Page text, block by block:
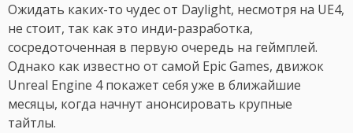
Ожидать каких-то чудес от Daylight, несмотря на UE4,
не стоит, так как это инди-разработка,
сосредоточенная в первую очередь на геймплей.
Однако как известно от самой Epic Games, движок
Unreal Engine 4 покажет себя уже в ближайшие
месяцы, когда начнут анонсировать крупные
тайтлы.